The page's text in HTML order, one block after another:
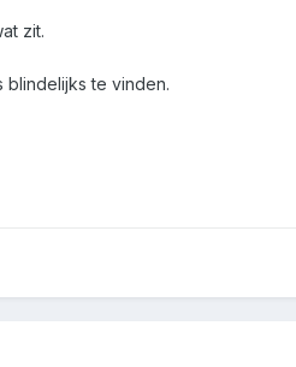
zit.
te vinden.